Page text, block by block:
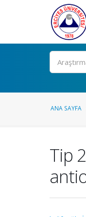
Ara
ANA SAYFA
Tip